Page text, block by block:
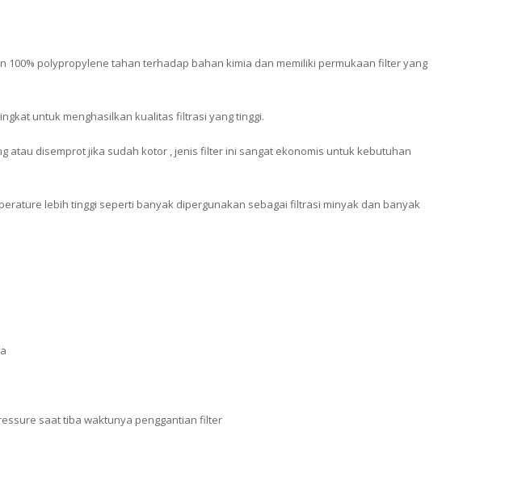
100% polypropylene tahan terhadap bahan kimia dan memiliki permukaan filter yang
untuk menghasilkan kualitas filtrasi yang tinggi.
atau disemprot jika sudah kotor , jenis filter ini sangat ekonomis untuk kebutuhan
lebih tinggi seperti banyak dipergunakan sebagai filtrasi minyak dan banyak
saat tiba waktunya penggantian filter